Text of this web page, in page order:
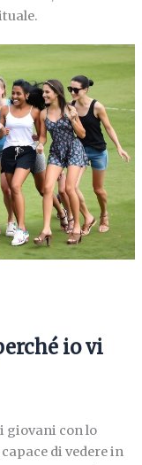
io vi
giovani con lo
di vedere in